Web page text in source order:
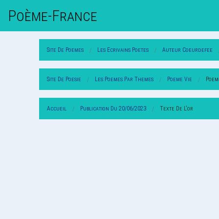
Poème-FrAnce
Site De Poemes Les Ecrivains Poetes Auteur Coeurdefee
Site De Poesie Les Poemes Par Themes Poeme Vie
Accueil Publication Du 20/06/2023 Texte De L'or